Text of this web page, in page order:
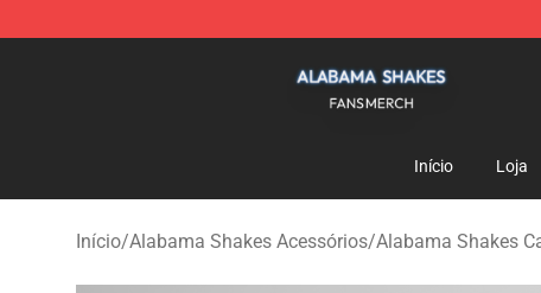
Início Loja
Início/Alabama Shakes Acessórios/Alabama Shakes